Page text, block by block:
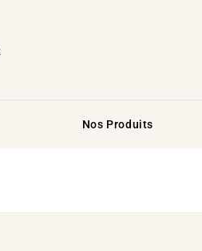
Nos Produits